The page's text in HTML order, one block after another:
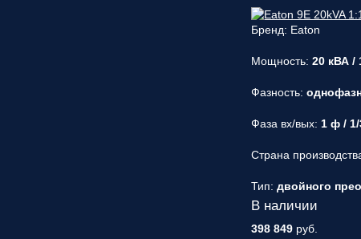
Бренд: Eaton
Мощность:20 кВА /
Фазность:
Фаза вх/вых: 1 ф /
Страна
Тип:двойного
В наличии
398 849 руб.